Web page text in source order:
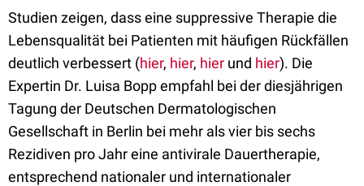
Studien zeigen, dass eine suppressive Therapie die
Lebensqualität bei Patienten mit häufigen Rückfällen
deutlich verbessert (hier, hier, hier und hier). Die
Expertin Dr. Luisa Bopp empfahl bei der diesjährigen
Tagung der Deutschen Dermatologischen
Gesellschaft in Berlin bei mehr als vier bis sechs
Rezidiven pro Jahr eine antivirale Dauertherapie,
entsprechend nationaler und internationaler